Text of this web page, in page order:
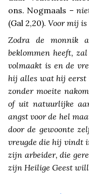
ons. Nogmaals –
(Gal 2,20). Voor mij
Zodra de monnik
beklommen heeft,
volmaakt is en de
hij alles wat hij eerst
zonder moeite
of uit natuurlijke
angst voor de hel
door de gewoonte
vreugde die hij vindt
zijn arbeider, die
zijn Heilige Geest